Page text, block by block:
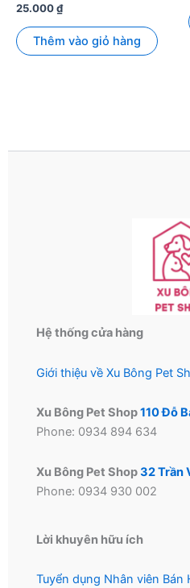
25.000₫
Thêm vào giỏ hàng
Hệ thống cửa hàng
Giới thiệu về Xu Bông Pet
Xu Bông Pet Shop110 Đỗ
Phone: 0934 894 634
Xu Bông Pet Shop32 Trần
Phone: 0934 930 002
Lời khuyên hữu ích
Tuyển dụng Nhân viên Bán